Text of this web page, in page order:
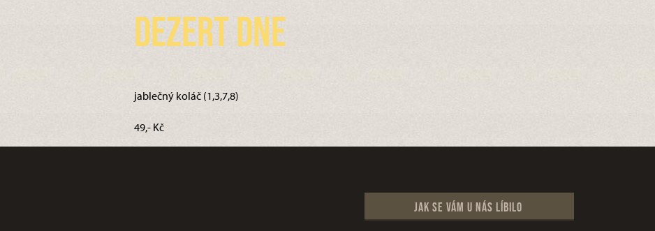
Dezert dne
jablečný koláč (1,3,7,8)
49,- Kč
Jak se vám u nás líbilo